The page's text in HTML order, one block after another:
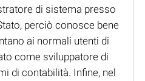
di sistema presso
perciò conosce bene
ai normali utenti di
come sviluppatore di
di contabilità. Infine, nel